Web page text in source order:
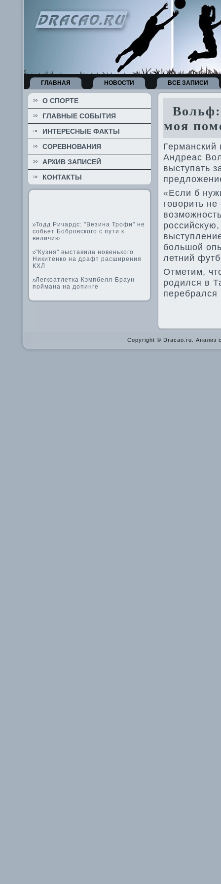
ГЛАВНАЯ НОВОСТИ ВСЕ ЗАПИСИ
О СПОРТЕ
ГЛАВНЫЕ СОБЫТИЯ
ИНТЕРЕСНЫЕ ФАКТЫ
СОРЕВНОВАНИЯ
АРХИВ ЗАПИСЕЙ
КОНТАКТЫ
Тодд Ричардс: "Везина Трофи" не
собьет Бобровского с пути к
величию
"Кузня" выставила новенького
Никитенко на драфт расширения
КХЛ
Легкоатлетка Кэмпбелл-Браун
поймана на допинге
Вольф:
моя
Германский
Андреас
выступать
«Если б
говорить
большой
летний
Отметим,
родился в
перебрался
Copyright © Dracao.ru. Анализ